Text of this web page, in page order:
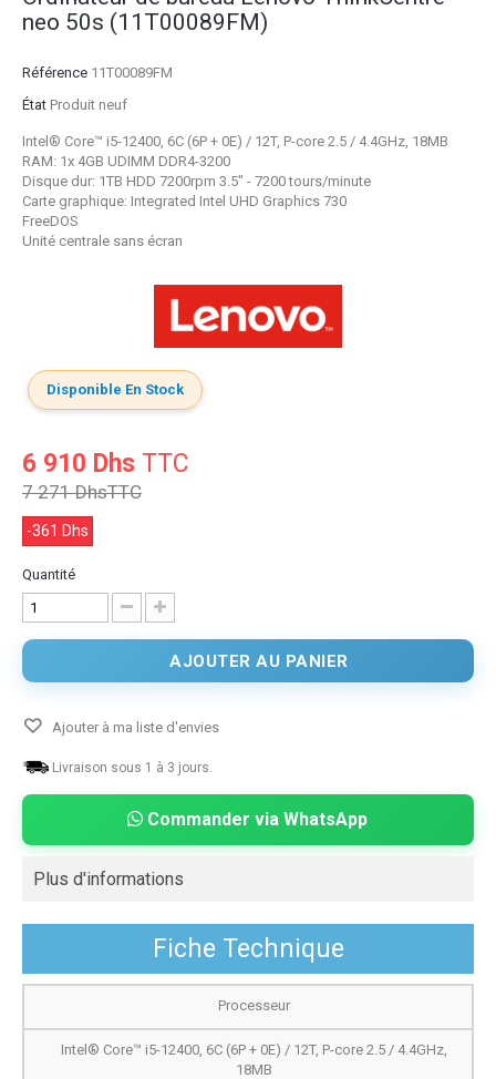
neo 50s (11T00089FM)
Référence 11T00089FM
État Produit neuf
Intel® Core™ i5-12400, 6C (6P + 0E) / 12T, P-core 2.5 / 4.4GHz, 18MB
RAM: 1x 4GB UDIMM DDR4-3200
Disque dur: 1TB HDD 7200rpm 3.5" - 7200 tours/minute
Carte graphique: Integrated Intel UHD Graphics 730
FreeDOS
Unité centrale sans écran
Disponible En Stock
6 910 Dhs TTC
7 271 DhsTTC
-361 Dhs
Quantité
AJOUTER AU PANIER
Ajouter à ma liste d'envies
Livraison sous 1 à 3 jours.
Commander via WhatsApp
Plus d'informations
Fiche Technique
Processeur
Intel® Core™ i5-12400, 6C (6P + 0E) / 12T, P-core 2.5 / 4.4GHz,
18MB